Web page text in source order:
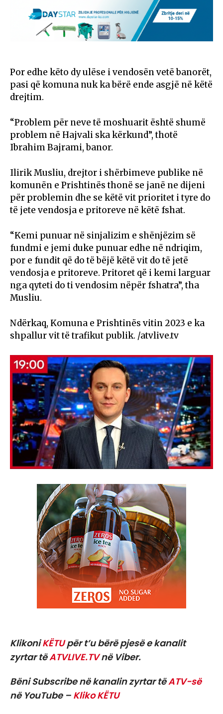
Por edhe këto dy ulëse i vendosën vetë banorët,
pasi që komuna nuk ka bërë ende asgjë në këtë
drejtim.
“Problem për neve të moshuarit është shumë
problem në Hajvali ska kërkund”, thotë
Ibrahim Bajrami, banor.
Ilirik Musliu, drejtor i shërbimeve publike në
komunën e Prishtinës thonë se janë ne dijeni
për problemin dhe se këtë vit prioritet i tyre do
të jete vendosja e pritoreve në këtë fshat.
“Kemi punuar në sinjalizim e shënjëzim së
fundmi e jemi duke punuar edhe në ndriqim,
por e fundit që do të bëjë këtë vit do të jetë
vendosja e pritoreve. Pritoret që i kemi larguar
nga qyteti do ti vendosim nëpër fshatra”, tha
Musliu.
Ndërkaq, Komuna e Prishtinës vitin 2023 e ka
shpallur vit të trafikut publik. /atvlive.tv
KlikoniKËTUpër t’u bërë pjesë e kanalit
zyrtar tëATVLIVE.TVnë Viber.
Bëni Subscribe në kanalin zyrtar tëATV-së
në YouTube – Kliko KËTU